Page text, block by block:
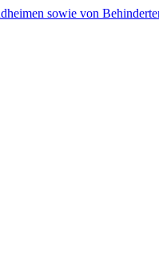
sowie von